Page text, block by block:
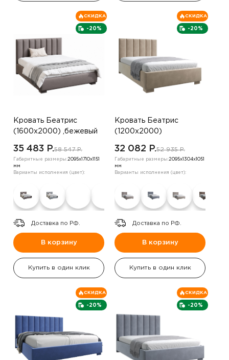
-20%
СКИДКА
Кровать Беатрис
(1600х2000) ,бежевый
35 483 P.58 547 P.
Габаритные размеры:2095х1710х1151
мм
Варианты исполнения (цвет):
Доставка по РФ.
В корзину
Купить в один клик
-20%
СКИДКА
Кровать Беатрис
(1200х2000)
32 082 P.52 935 P.
Габаритные размеры:2095х1304х1051
мм
Варианты исполнения (цвет):
Доставка по РФ.
В корзину
Купить в один клик
-20%
СКИДКА
-20%
СКИДКА